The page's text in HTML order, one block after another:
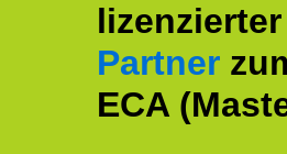
lizenzierter
Partner
ECA